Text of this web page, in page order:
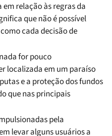
relação às regras da
que não é possível
cada decisão de
for pouco
localizada em um paraíso
e a proteção dos fundos
que nas principais
pela
levar alguns usuários a